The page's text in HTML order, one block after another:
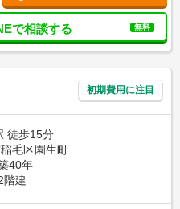
で相談する 無料
初期費用に注目
徒歩15分
毛区園生町
40年
階建